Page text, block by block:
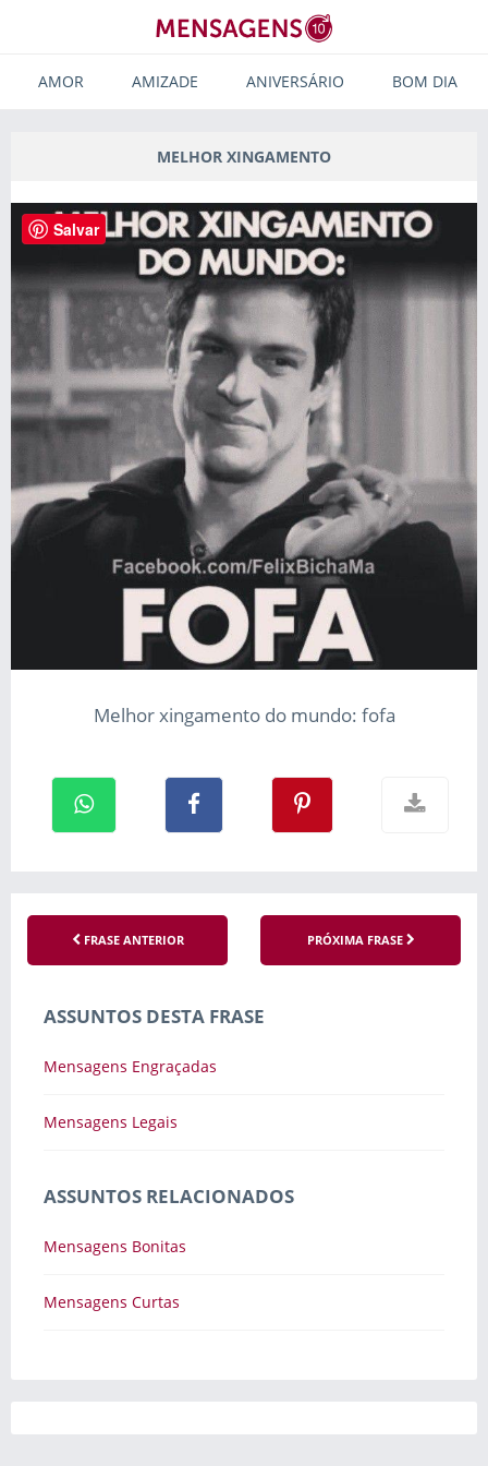
AMOR AMIZADE ANIVERSÁRIO BOM DIA
MELHOR XINGAMENTO
Melhor xingamento do mundo: fofa
FRASE ANTERIOR PRÓXIMA FRASE
ASSUNTOS DESTA FRASE
Mensagens Engraçadas
Mensagens Legais
ASSUNTOS RELACIONADOS
Mensagens Bonitas
Mensagens Curtas
Salvar